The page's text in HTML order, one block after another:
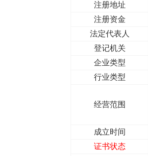
注册地址
注册资金
法定代表人
登记机关
企业类型
行业类型
经营范围
成立时间
证书状态